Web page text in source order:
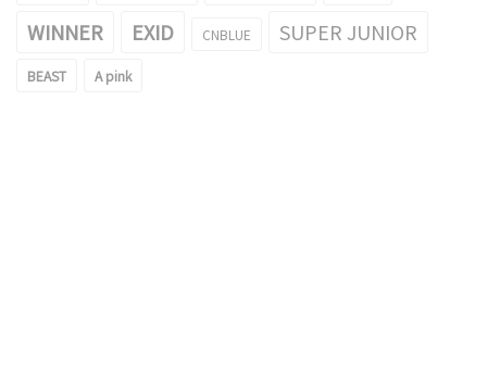
WINNER
EXID CNBLUE SUPER JUNIOR
BEAST A pink